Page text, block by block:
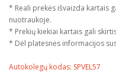
* Reali prekės išvaizda kartais
nuotraukoje.
* Prekių kiekiai kartais gali
* Dėl platesnės informacijos
Autokolegų kodas: SPVEL57